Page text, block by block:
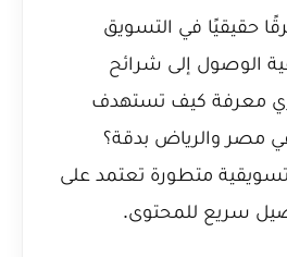
حقيقيًا في التسويق
الوصول إلى شرائح
معرفة كيف تستهدف
متطورة تعتمد على
سريع للمحتوى.